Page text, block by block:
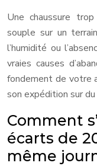
Une chaussure
souple sur un
l’humidité ou
vraies causes
fondement de votre
son expédition sur
Comment
écarts de
même